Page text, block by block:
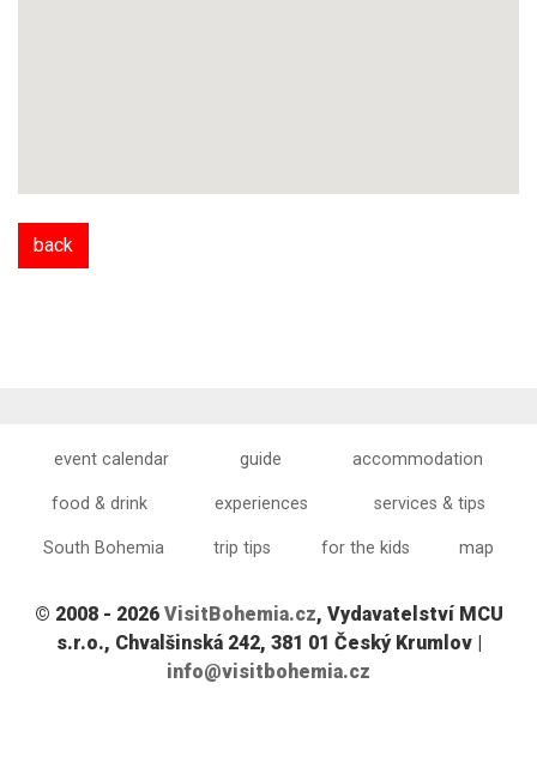
back
event calendar guide accommodation
food & drink experiences services & tips
South Bohemia trip tips for the kids map
© 2008 - 2026 VisitBohemia.cz, Vydavatelství MCU
s.r.o., Chvalšinská 242, 381 01 Český Krumlov |
info@visitbohemia.cz